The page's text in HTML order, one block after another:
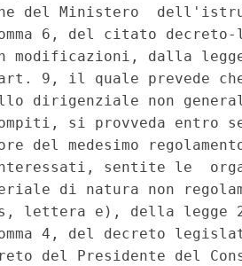
del Ministero
6, del citato decreto-
modificazioni, dalla
9, il quale prevede
dirigenziale non
si provveda entro
del medesimo
sentite le
di natura non
lettera e), della legge
4, del decreto
del Presidente del